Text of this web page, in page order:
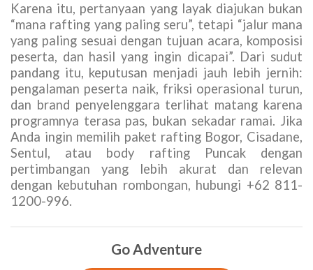
Karena itu, pertanyaan yang layak diajukan bukan
“mana rafting yang paling seru”, tetapi “jalur mana
yang paling sesuai dengan tujuan acara, komposisi
peserta, dan hasil yang ingin dicapai”. Dari sudut
pandang itu, keputusan menjadi jauh lebih jernih:
pengalaman peserta naik, friksi operasional turun,
dan brand penyelenggara terlihat matang karena
programnya terasa pas, bukan sekadar ramai. Jika
Anda ingin memilih paket rafting Bogor, Cisadane,
Sentul, atau body rafting Puncak dengan
pertimbangan yang lebih akurat dan relevan
dengan kebutuhan rombongan, hubungi +62 811-
1200-996.
Go Adventure